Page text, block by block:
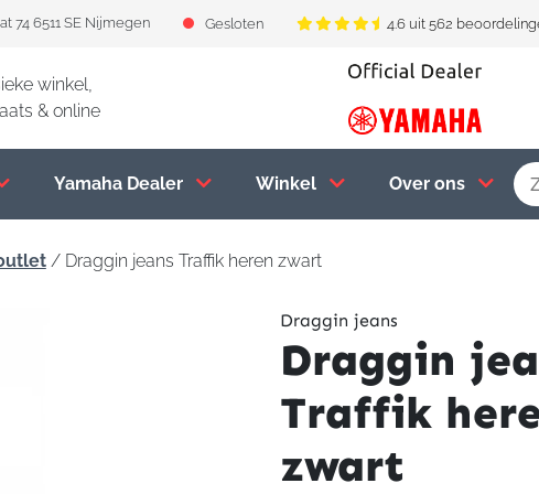
74 6511 SE Nijmegen Gesloten 4.6 uit 562
winkel,
& online
Yamaha Dealer Winkel Over ons
/ Draggin jeans Traffik heren zwart
Draggin jeans
Draggin
Traffik
zwart